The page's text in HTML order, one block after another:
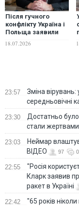
Після гучного
конфлікту Україна і
Польща заявили
відносинах: деталі
18.07.2026
23:57
Зміна вірувань:
середньовічні
23:30
Достатньо
стали
23:03
Неймар
ВІДЕО
97 0
22:55
"Росія
Кларк заявив
ракет в Україні
22:42
"65 років